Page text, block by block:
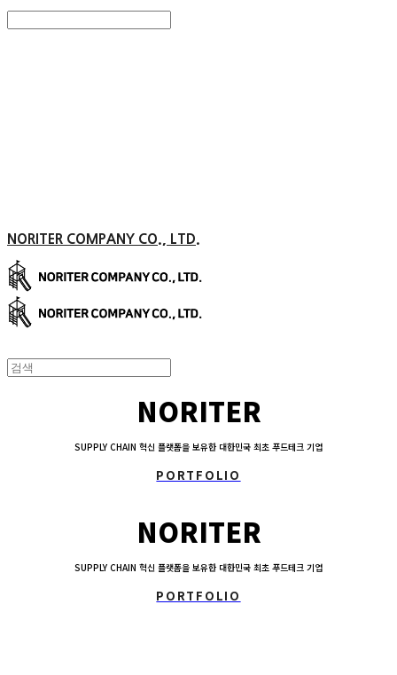
NORITER COMPANY CO., LTD.
NORITER
SUPPLY CHAIN 혁신 플랫폼을 보유한 대한민국 최초 푸드테크 기업
PORTFOLIO
NORITER
SUPPLY CHAIN 혁신 플랫폼을 보유한 대한민국 최초 푸드테크 기업
PORTFOLIO